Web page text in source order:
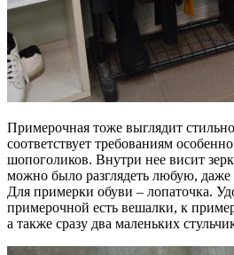
Примерочная тоже выглядит
соответствует требованиям
шопоголиков. Внутри нее висит
можно было разглядеть любую,
Для примерки обуви – лопаточка.
примерочной есть вешалки, к
а также сразу два маленьких